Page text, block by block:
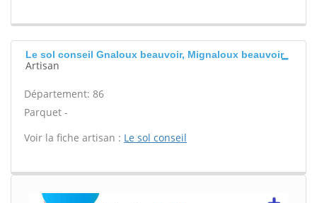
Le sol conseil Gnaloux beauvoir, Mignaloux beauvoir
Artisan
Département: 86
Parquet -
Voir la fiche artisan : Le sol conseil